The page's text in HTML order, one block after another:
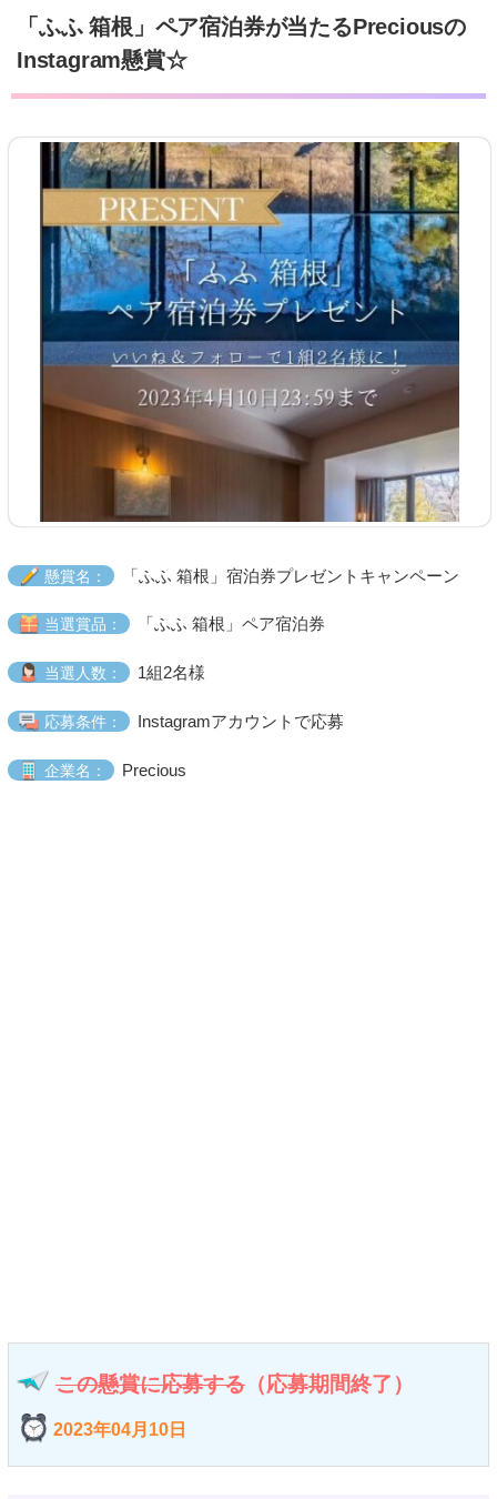
「ふふ 箱根」ペア宿泊券が当たるPreciousの
Instagram懸賞☆
懸賞名： 「ふふ 箱根」宿泊券プレゼントキャンペーン
当選賞品： 「ふふ 箱根」ペア宿泊券
当選人数： 1組2名様
応募条件： Instagramアカウントで応募
企業名： Precious
この懸賞に応募する （応募期間終了）
2023年04月10日